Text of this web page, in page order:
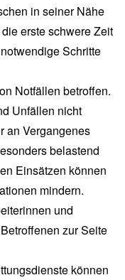
in seiner Nähe
erste schwere Zeit
Schritte
Notfällen betroffen.
Unfällen nicht
an Vergangenes
belastend
Einsätzen können
mindern.
und
zur Seite
können